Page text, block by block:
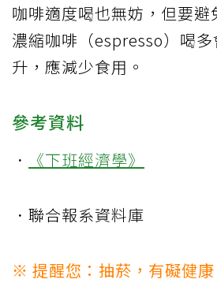
咖啡適度喝也無妨，但要
濃縮咖啡（espresso）喝
升，應減少食用。
參考資料
． 《下班經濟學》
．聯合報系資料庫
※ 提醒您：抽菸，有礙健康